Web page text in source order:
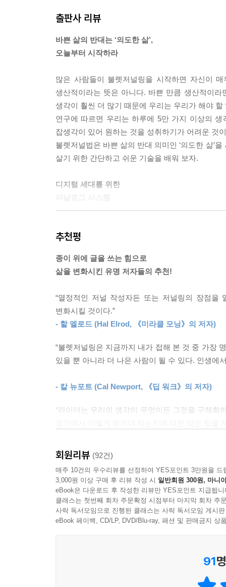
금을 뿌리는 격으로 사태를 더욱 악화시켰다. 그
가장 큰 문제는 집중을 통제할 수 없다는 것이었
이었다. 어떤 대상에 관심을 쏟다가도 머릿속에
감정과 마주하며 나 자신에 대한 깊은 불신과 두
(중략)
숱한 시행착오 끝에 여러 형태를 하나로 결합하
두리스트to-do list, 스케치북을 혼합한 형태였다.
수 있었다. 산만했던 정신은 점차 안정을 찾았고,
를 해결하는 것은 전적으로 나 자신에게 달려 있
- 15쪽, 여는 글
불렛저널을 처음 시작하는 사람들이여, 반갑다!
이 책의 앞부분은 불렛저널을 작성하는 방법을,
뒷부분은 불렛저널을 작성하는 이유를 논한다.
각하고 자신감이 증가하며, 집중력이 향상되고 안
반으로 움직여, 우리가 더욱 많은 의도를 갖고 삶
효과가 나타나는 이유를 밝히고자 한다. 이렇게
초보든 고수든, 현재 수준이 무엇이든, 우리는 이
의 핵심을 자세히 들여다 볼 것이다.
만드는 모듈식 구조 덕분이다. 레고 조각을 떠올
시스템은 변하는 환경에 적응하며 그 의미를 잃지
- 83쪽, 시스템
빠른 기록 방식이 불렛저널에서 쓰는 언어라면,
문장으로 생각을 담아내면 된다. 각 불렛은 작성
정보를 짧은 문장으로 만들고자 노력하면서 가장
이다. 삶의 복잡함이 끝이 없다 보니, 기록할 것
출판사 리뷰
바쁜 삶의 반대는 ‘의도한 삶’,
오늘부터 시작하라
많은 사람들이 불렛저널링을 시작하면 자신이
생산적이라는 뜻은 아니다. 바쁜 만큼 생산적이
생각이 훨씬 더 많기 때문에 우리는 우리가 해야
연구에 따르면 우리는 하루에 5만 가지 이상의
잡생각이 있어 원하는 것을 성취하기가 어려운 것
불렛저널법은 바쁜 삶의 반대 의미인 ‘의도한 삶’
살기 위한 간단하고 쉬운 기술을 배워 보자.
디지털 세대를 위한
사람들을 놀라게 하는 "아니요"이다. 어떤 사람
그리고 무엇보다 중요한 것은 불렛저널 커뮤니티
불렛저널법의 가장 강력한 구성 요소 중 하나는
이 책은 앉아서 종이와 잉크를 사용하여 다이어
기록하며 우리의 생각에 집중하는 것이 불안
시스템으로, 우리의 행복을 제한하는 기술에서 벗
불안, 강박증, 우울증...
기분 조절 장애, 강박증, 외상으로 인한 스트레
추천평
종이 위에 글을 쓰는 힘으로
삶을 변화시킨 유명 저자들의 추천!
“열정적인 저널 작성자든 또는 저널링의 장점
변화시킬 것이다.”
- 할 엘로드 (Hal Elrod, 《미라클 모닝》의 저자)
“불렛저널링은 지금까지 내가 접해 본 것 중 가장
있을 뿐 아니라 더 나은 사람이 될 수 있다. 인생에
- 칼 뉴포트 (Cal Newport, 《딥 워크》의 저자)
“라이더는 우리의 생각이 무엇이든 그것을 구체
회원리뷰 (92건)
매주 10건의 우수리뷰를 선정하여 YES포인트 3만원을 드
3,000원 이상 구매 후 리뷰 작성 시 일반회원 300원, 마니
eBook은 다운로드 후 작성한 리뷰만 YES포인트 지급됩니
클래스는 첫번째 회차 주문확정 시점부터 마지막 회차 주
사락 독서모임으로 진행된 클래스는 사락 독서모임 게시
eBook 페이백, CD/LP, DVD/Blu-ray, 패션 및 판매금지 상
91